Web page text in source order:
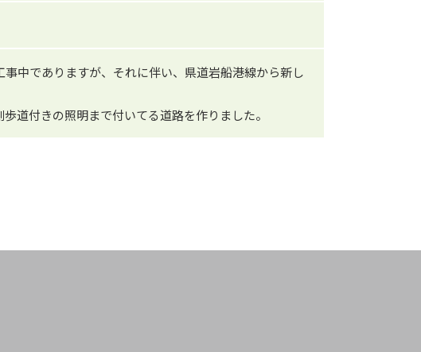
中でありますが、それに伴い、県道岩船港線から新し
道付きの照明まで付いてる道路を作りました。